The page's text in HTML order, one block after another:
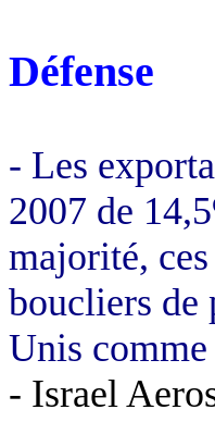
Défense
- Les
2007 de
majorité,
boucliers de
Unis
- Israel